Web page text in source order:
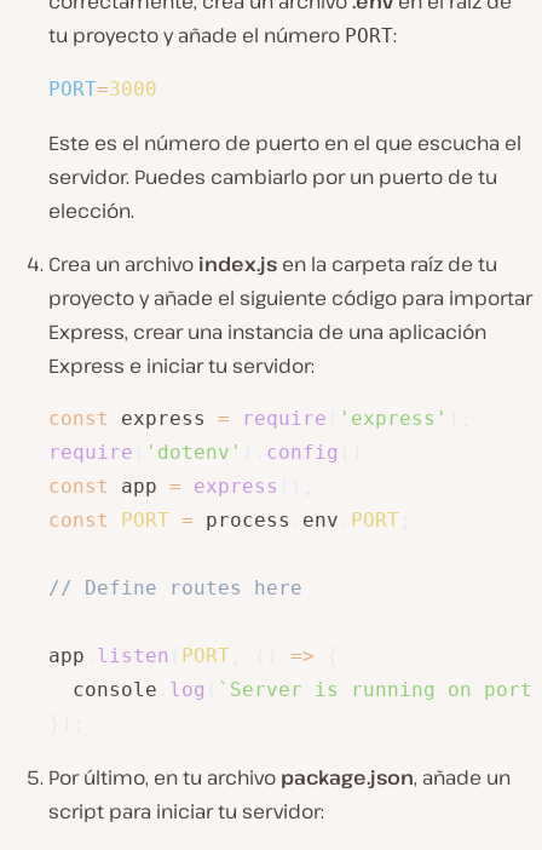
tu proyecto y añade el número PORT:
PORT=3000
Este es el número de puerto en el que escucha el
servidor. Puedes cambiarlo por un puerto de tu
elección.
Crea un archivo index.js en la carpeta raíz de tu
proyecto y añade el siguiente código para importar
Express, crear una instancia de una aplicación
Express e iniciar tu servidor:
const express = require 'express'
require
'dotenv' config
const
app = express
const
PORT = process env PORT
// Define routes here
app listen PORT =>
  console
log ` Server is running on
Por último, en tu archivo package.json, añade un
script para iniciar tu servidor: